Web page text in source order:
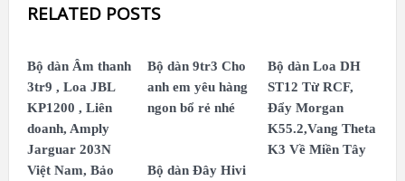
RELATED POSTS
Bộ dàn Âm thanh
3tr9 , Loa JBL
KP1200 , Liên
doanh, Amply
Jarguar 203N
Việt Nam, Bảo
Bộ dàn 9tr3 Cho
anh em yêu hàng
ngon bổ rẻ nhé
Bộ dàn Loa DH
ST12 Từ RCF,
Đẩy Morgan
K55.2,Vang Theta
K3 Về Miền Tây
Bộ dàn Đây Hivi